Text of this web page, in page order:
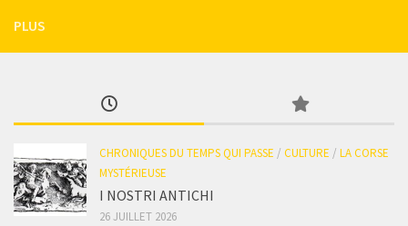
PLUS
CHRONIQUES DU TEMPS QUI PASSE / CULTURE / LA CORSE
MYSTÉRIEUSE
I NOSTRI ANTICHI
26 JUILLET 2026